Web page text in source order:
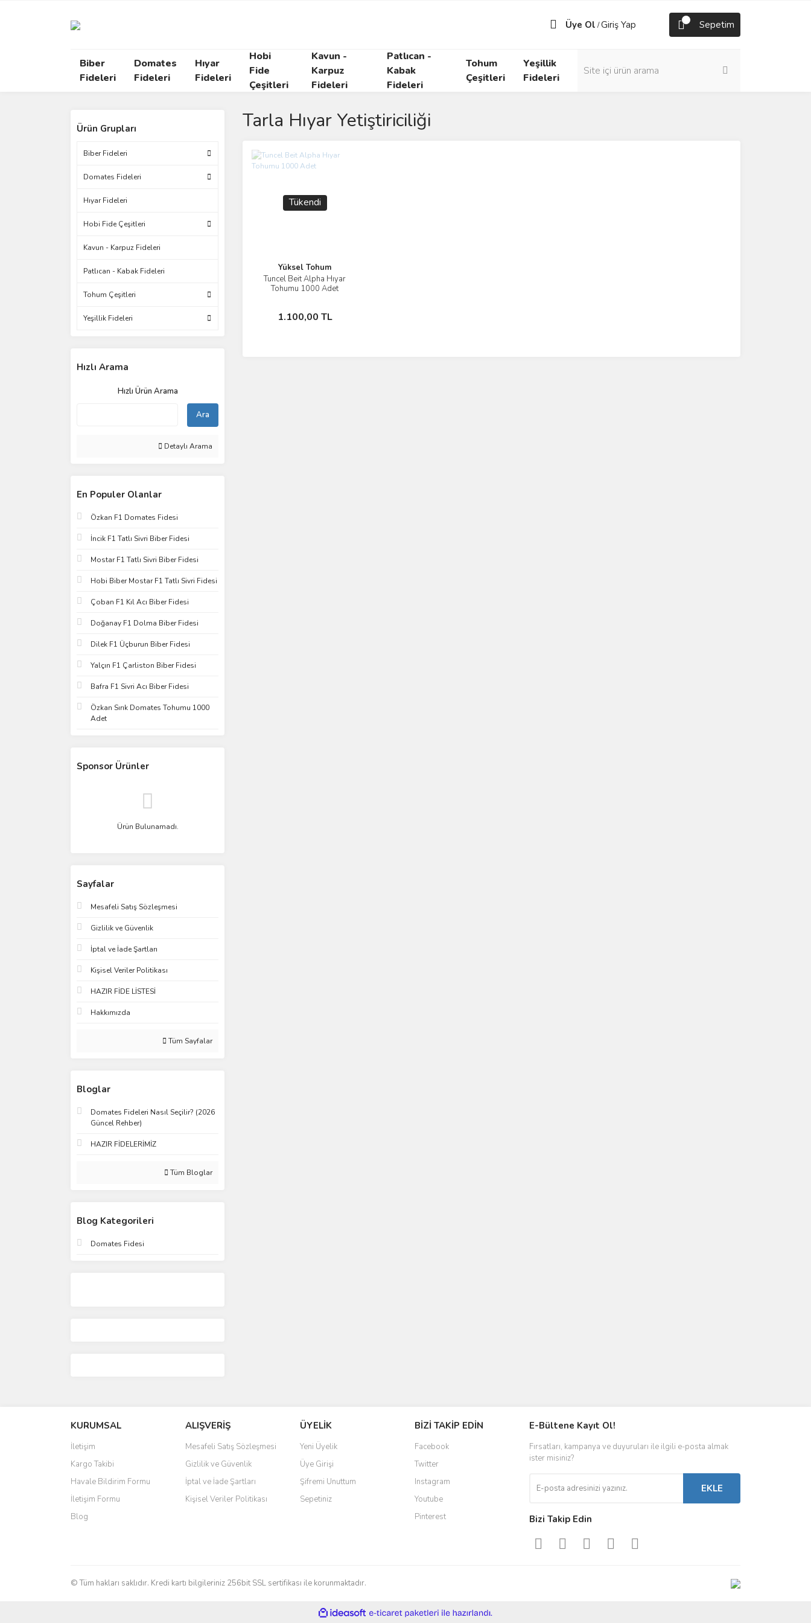
Üye Ol /Giriş Yap Sepetim
Biber
Fideleri
Domates
Fideleri
Hıyar
Fideleri
Hobi
Fide
Çeşitleri
Kavun -
Karpuz
Fideleri
Patlıcan -
Kabak
Fideleri
Tohum
Çeşitleri
Yeşillik
Fideleri
Ürün Grupları
Biber Fideleri
Domates Fideleri
Hıyar Fideleri
Hobi Fide Çeşitleri
Kavun - Karpuz Fideleri
Patlıcan - Kabak Fideleri
Tohum Çeşitleri
Yeşillik Fideleri
Hızlı Arama
Hızlı Ürün Arama
Ara
Detaylı Arama
En Populer Olanlar
Özkan F1 Domates Fidesi
İncik F1 Tatlı Sivri Biber Fidesi
Mostar F1 Tatlı Sivri Biber Fidesi
Hobi Biber Mostar F1 Tatlı Sivri Fidesi
Çoban F1 Kıl Acı Biber Fidesi
Doğanay F1 Dolma Biber Fidesi
Dilek F1 Üçburun Biber Fidesi
Yalçın F1 Çarliston Biber Fidesi
Bafra F1 Sivri Acı Biber Fidesi
Özkan Sırık Domates Tohumu 1000
Adet
Sponsor Ürünler
Ürün Bulunamadı.
Sayfalar
Mesafeli Satış Sözleşmesi
Gizlilik ve Güvenlik
İptal ve İade Şartları
Kişisel Veriler Politikası
HAZIR FİDE LİSTESİ
Hakkımızda
Tüm Sayfalar
Bloglar
Domates Fideleri Nasıl Seçilir? (2026
Güncel Rehber)
HAZIR FİDELERİMİZ
Tüm Bloglar
Blog Kategorileri
Domates Fidesi
Tarla Hıyar Yetiştiriciliği
Tükendi
Yüksel Tohum
Tuncel Beit Alpha Hıyar
Tohumu 1000 Adet
1.100,00 TL
İncele
Stokta Yok
KURUMSAL
İletişim
Kargo Takibi
Havale Bildirim Formu
İletişim Formu
Blog
ALIŞVERİŞ
Mesafeli Satış Sözleşmesi
Gizlilik ve Güvenlik
İptal ve İade Şartları
Kişisel Veriler Politikası
ÜYELİK
Yeni Üyelik
Üye Girişi
Şifremi Unuttum
Sepetiniz
BİZİ TAKİP EDİN
Facebook
Twitter
Instagram
Youtube
Pinterest
E-Bültene Kayıt Ol!
Fırsatları, kampanya ve duyuruları ile ilgili e-posta almak
ister misiniz?
EKLE
Bizi Takip Edin
© Tüm hakları saklıdır. Kredi kartı bilgileriniz 256bit SSL sertifikası ile korunmaktadır.
ideasoft
e-